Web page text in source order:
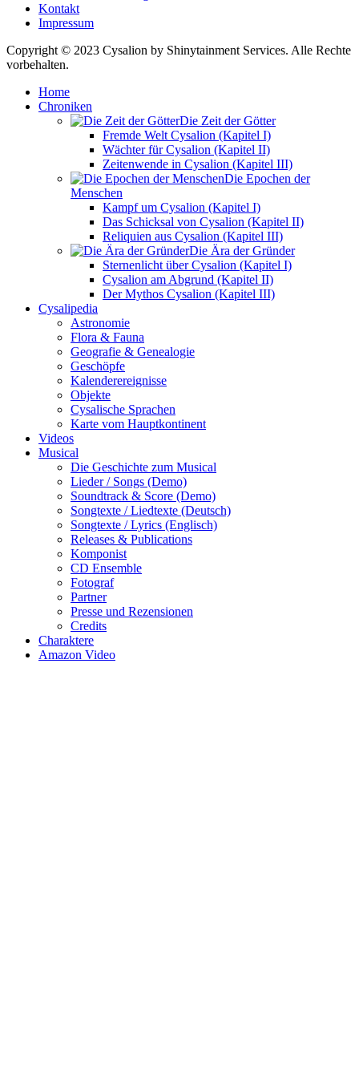
Kontakt
Impressum
Copyright © 2023 Cysalion by Shinytainment Services. Alle Rechte
vorbehalten.
Home
Chroniken
Die Zeit der Götter
Fremde Welt Cysalion (Kapitel I)
Wächter für Cysalion (Kapitel II)
Zeitenwende in Cysalion (Kapitel III)
Die Epochen der
Menschen
Kampf um Cysalion (Kapitel I)
Das Schicksal von Cysalion (Kapitel II)
Reliquien aus Cysalion (Kapitel III)
Die Ära der Gründer
Sternenlicht über Cysalion (Kapitel I)
Cysalion am Abgrund (Kapitel II)
Der Mythos Cysalion (Kapitel III)
Cysalipedia
Astronomie
Flora & Fauna
Geografie & Genealogie
Geschöpfe
Kalenderereignisse
Objekte
Cysalische Sprachen
Karte vom Hauptkontinent
Videos
Musical
Die Geschichte zum Musical
Lieder / Songs (Demo)
Soundtrack & Score (Demo)
Songtexte / Liedtexte (Deutsch)
Songtexte / Lyrics (Englisch)
Releases & Publications
Komponist
CD Ensemble
Fotograf
Partner
Presse und Rezensionen
Credits
Charaktere
Amazon Video